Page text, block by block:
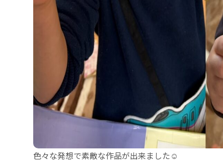
色々な発想で素敵な作品が出来ました☺️